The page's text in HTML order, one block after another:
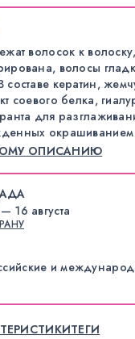
волосок к
волосы
составе кератин,
соевого белка,
для
окрашиванием
ОПИСАНИЮ
16 августа
и
ТЕГИ